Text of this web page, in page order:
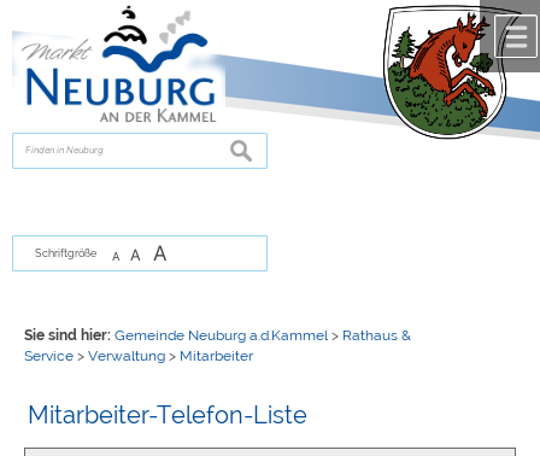
zur Navigationoder
springen.
suchen
Schriftgröße A A A
Sie sind hier: Gemeinde Neuburg a.d.Kammel > Rathaus &
Service> Verwaltung> Mitarbeiter
Mitarbeiter-Telefon-Liste